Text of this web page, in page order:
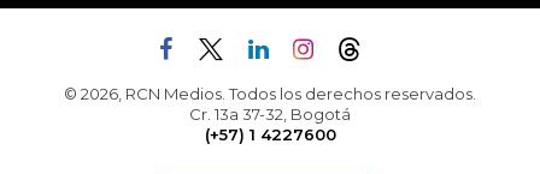
© 2026, RCN Medios. Todos los derechos reservados.
Cr. 13a 37-32, Bogotá
(+57) 1 4227600